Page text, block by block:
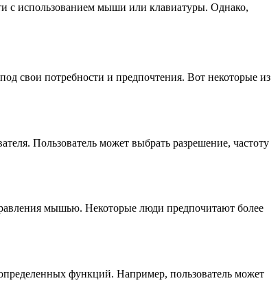
с использованием мыши или клавиатуры. Однако,
свои потребности и предпочтения. Вот некоторые из
Пользователь может выбрать разрешение, частоту
мышью. Некоторые люди предпочитают более
функций. Например, пользователь может